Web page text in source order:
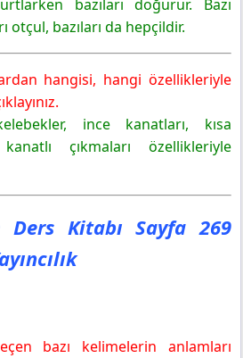
bazıları doğurur. Bazı
otçul, bazıları da hepçildir.
hangisi, hangi özellikleriyle
ince kanatları, kısa
çıkmaları özellikleriyle
Ders Kitabı Sayfa 269
bazı kelimelerin anlamları